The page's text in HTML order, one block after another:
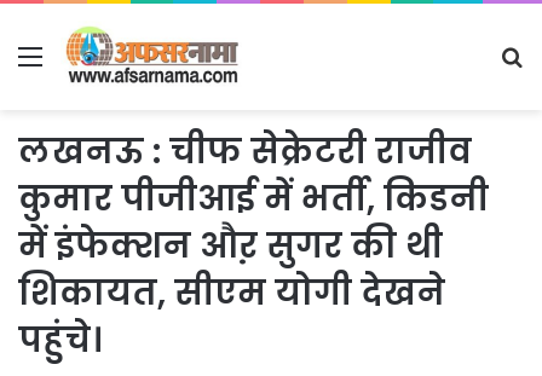
Menu
लखनऊ : चीफ सेक्रेटरी राजीव
कुमार पीजीआई में भर्ती, किडनी
में इंफेक्शन औऱ सुगर की थी
शिकायत, सीएम योगी देखने
पहुंचे।